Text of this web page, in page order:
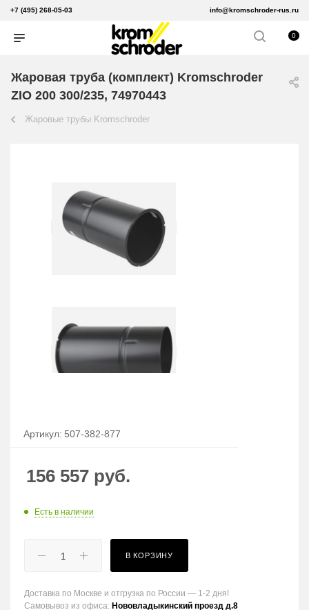
+7 (495) 268-05-03 info@kromschroder-rus.ru
0
Жаровая труба (комплект) Kromschroder
ZIO 200 300/235, 74970443
Жаровые трубы Kromschroder
Артикул: 507-382-877
156 557 руб.
Есть в наличии
В КОРЗИНУ
Доставка по Москве и отгрузка по России — 1-2 дня!
Самовывоз из офиса: Нововладыкинский проезд д.8